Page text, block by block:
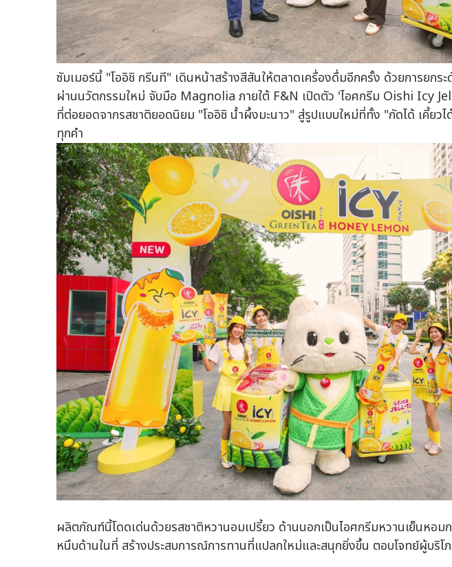
ซัมเมอร์นี้ "โออิชิ กรีนที" เดินหน้าสร้างสีสันให้ตลาดเครื่องดื่มอีกครั้ง ด้วยการยกร
ผ่านนวัตกรรมใหม่ จับมือ Magnolia ภายใต้ F&N เปิดตัว 'ไอศกรีม Oishi Icy
ที่ต่อยอดจากรสชาติยอดนิยม "โออิชิ น้ำผึ้งมะนาว" สู่รูปแบบใหม่ที่ทั้ง "กัดได้ เคี้ยว
ทุกคำ
ผลิตภัณฑ์นี้โดดเด่นด้วยรสชาติหวานอมเปรี้ยว ด้านนอกเป็นไอศกรีมหวานเย็นหอมก
หนึบด้านในที่ สร้างประสบการณ์การทานที่แปลกใหม่และสนุกยิ่งขึ้น ตอบโจทย์ผู้บริโ